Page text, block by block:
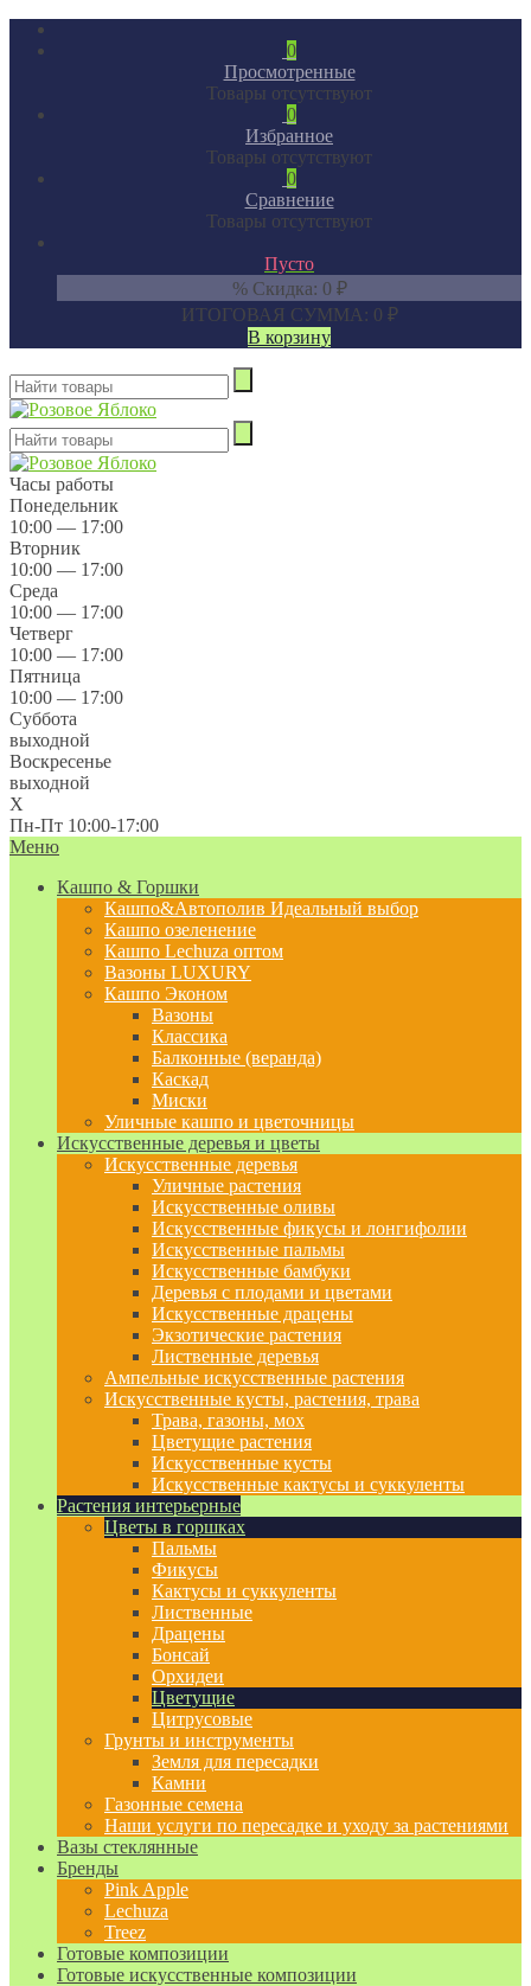
0
Просмотренные
Товары отсутствуют
0
Избранное
Товары отсутствуют
0
Сравнение
Товары отсутствуют
Пусто
% Скидка: 0 ₽
ИТОГОВАЯ СУММА: 0 ₽
В корзину
Часы работы
Понедельник
10:00 — 17:00
Вторник
10:00 — 17:00
Среда
10:00 — 17:00
Четверг
10:00 — 17:00
Пятница
10:00 — 17:00
Суббота
выходной
Воскресенье
выходной
X
Пн-Пт 10:00-17:00
Меню
Кашпо & Горшки
Кашпо&Автополив Идеальный выбор
Кашпо озеленение
Кашпо Lechuza оптом
Вазоны LUXURY
Кашпо Эконом
Вазоны
Классика
Балконные (веранда)
Каскад
Миски
Уличные кашпо и цветочницы
Искусственные деревья и цветы
Искусственные деревья
Уличные растения
Искусственные оливы
Искусственные фикусы и лонгифолии
Искусственные пальмы
Искусственные бамбуки
Деревья с плодами и цветами
Искусственные драцены
Экзотические растения
Лиственные деревья
Ампельные искусственные растения
Искусственные кусты, растения, трава
Трава, газоны, мох
Цветущие растения
Искусственные кусты
Искусственные кактусы и суккуленты
Растения интерьерные
Цветы в горшках
Пальмы
Фикусы
Кактусы и суккуленты
Лиственные
Драцены
Бонсай
Орхидеи
Цветущие
Цитрусовые
Грунты и инструменты
Земля для пересадки
Камни
Газонные семена
Наши услуги по пересадке и уходу за растениями
Вазы стеклянные
Бренды
Pink Apple
Lechuza
Treez
Готовые композиции
Готовые искусственные композиции